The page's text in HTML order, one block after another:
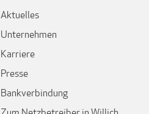
Aktuelles
Unternehmen
Karriere
Presse
Bankverbindung